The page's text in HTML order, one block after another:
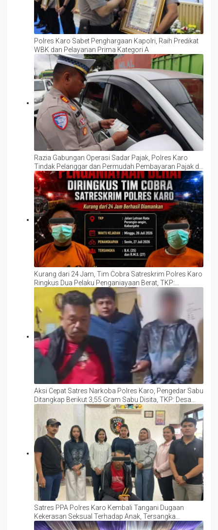
Polres Karo Sabet Penghargaan Kapolri, Raih Predikat
WBK dan Pelayanan Prima Kategori A
Razia Gabungan Operasi Sadar Pajak, Polres Karo
Tindak Pelanggar dan Permudah Pembayaran Pajak di
Lokasi
Kurang dari 24 Jam, Tim Cobra Satreskrim Polres Karo
Ringkus Dua Pelaku Penganiayaan Berat, TKP:
Kabanjahe
Aksi Cepat Satres Narkoba Polres Karo, Pengedar Sabu
Ditangkap Berikut 3,55 Gram Sabu Disita, TKP: Desa
Satres PPA Polres Karo Kembali Tangani Dugaan
Kekerasan Seksual Terhadap Anak, Tersangka
Langsung Ditahan!